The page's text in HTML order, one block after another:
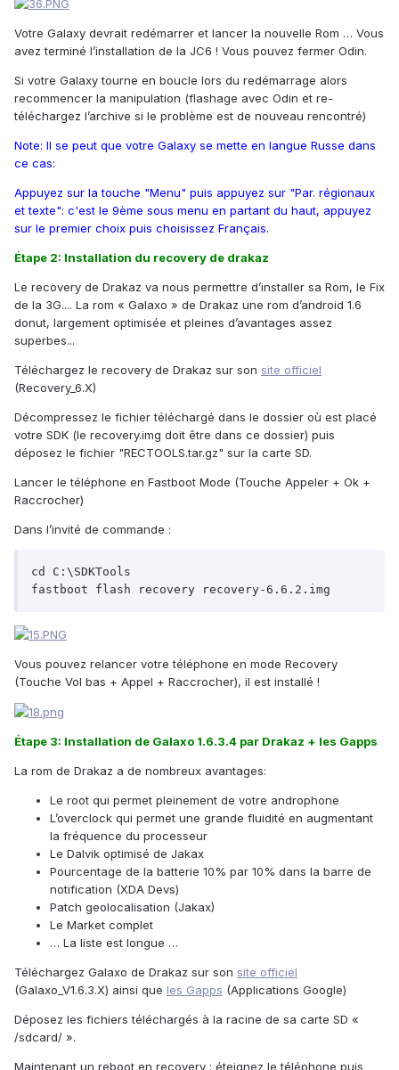
Votre Galaxy devrait redémarrer et lancer la nouvelle Rom … Vous
avez terminé l’installation de la JC6 ! Vous pouvez fermer Odin.
Si votre Galaxy tourne en boucle lors du redémarrage alors
recommencer la manipulation (flashage avec Odin et re-
téléchargez l’archive si le problème est de nouveau rencontré)
Note: Il se peut que votre Galaxy se mette en langue Russe dans
ce cas:
Appuyez sur la touche "Menu" puis appuyez sur "Par. régionaux
et texte": c'est le 9ème sous menu en partant du haut, appuyez
sur le premier choix puis choisissez Français.
Étape 2: Installation du recovery de drakaz
Le recovery de Drakaz va nous permettre d’installer sa Rom, le Fix
de la 3G.... La rom « Galaxo » de Drakaz une rom d’android 1.6
donut, largement optimisée et pleines d’avantages assez
superbes...
Téléchargez le recovery de Drakaz sur son site officiel
(Recovery_6.X)
Décompressez le fichier téléchargé dans le dossier où est placé
votre SDK (le recovery.img doit être dans ce dossier) puis
déposez le fichier "RECTOOLS.tar.gz" sur la carte SD.
Lancer le téléphone en Fastboot Mode (Touche Appeler + Ok +
Raccrocher)
Dans l’invité de commande :
cd C:\SDKTools
fastboot flash recovery recovery-6.6.2.img
Vous pouvez relancer votre téléphone en mode Recovery
(Touche Vol bas + Appel + Raccrocher), il est installé !
Étape 3: Installation de Galaxo 1.6.3.4 par Drakaz + les Gapps
La rom de Drakaz a de nombreux avantages:
Le root qui permet pleinement de votre androphone
L’overclock qui permet une grande fluidité en augmentant
la fréquence du processeur
Le Dalvik optimisé de Jakax
Pourcentage de la batterie 10% par 10% dans la barre de
notification (XDA Devs)
Patch geolocalisation (Jakax)
Le Market complet
… La liste est longue …
Téléchargez Galaxo de Drakaz sur son site officiel
(Galaxo_V1.6.3.X) ainsi que les Gapps (Applications Google)
Déposez les fichiers téléchargés à la racine de sa carte SD «
/sdcard/ ».
Maintenant un reboot en recovery : éteignez le téléphone puis